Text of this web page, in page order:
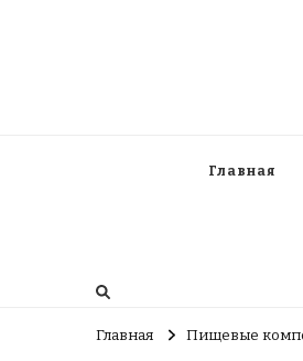
Главная
Главная Пищевые